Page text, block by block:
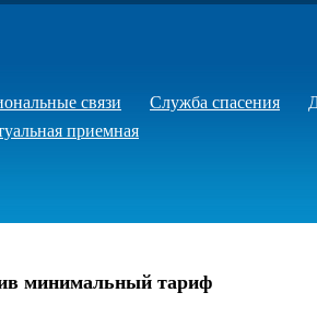
связи Служба спасения
приемная
минимальный тариф